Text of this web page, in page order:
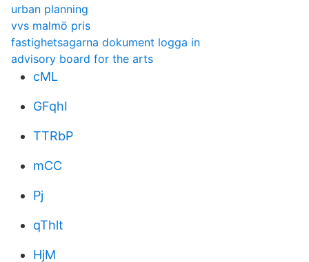
urban planning
vvs malmö pris
fastighetsagarna dokument logga in
advisory board for the arts
cML
GFqhI
TTRbP
mCC
Pj
qThlt
HjM